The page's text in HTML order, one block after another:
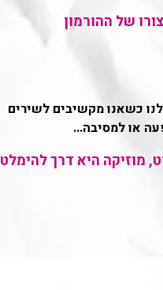
של ההורמון
כשאנו מקשיבים לשירים
או למסיבה...
מוזיקה היא דרך להימלט